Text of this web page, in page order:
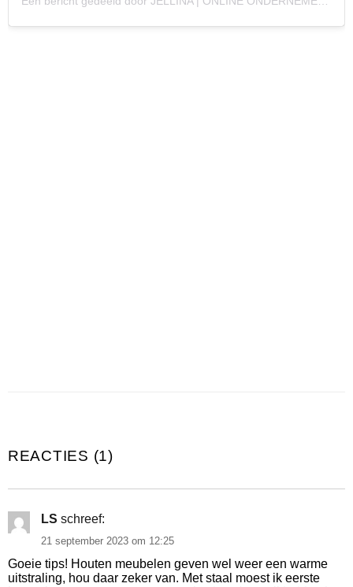
REACTIES (1)
LS schreef:
21 september 2023 om 12:25
Goeie tips! Houten meubelen geven wel weer een warme
uitstraling, hou daar zeker van. Met staal moest ik eerste